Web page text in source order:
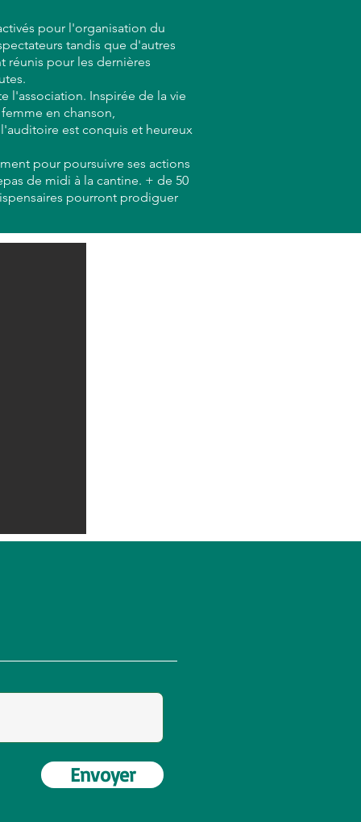
pour l'organisation du
tandis que d'autres
réunis pour les dernières
l'association. Inspirée de la vie
en chanson,
est conquis et heureux
pour poursuivre ses actions
de midi à la cantine. + de 50
pourront prodiguer
Envoyer